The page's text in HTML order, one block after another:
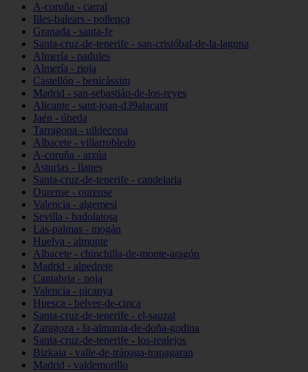
A-coruña - carral
Illes-balears - pollença
Granada - santa-fe
Santa-cruz-de-tenerife - san-cristóbal-de-la-laguna
Almería - padules
Almería - rioja
Castellón - benicàssim
Madrid - san-sebastián-de-los-reyes
Alicante - sant-joan-d39alacant
Jaén - úbeda
Tarragona - ulldecona
Albacete - villarrobledo
A-coruña - arzúa
Asturias - llanes
Santa-cruz-de-tenerife - candelaria
Ourense - ourense
Valencia - algemesí
Sevilla - badolatosa
Las-palmas - mogán
Huelva - almonte
Albacete - chinchilla-de-monte-aragón
Madrid - alpedrete
Cantabria - noja
Valencia - picanya
Huesca - belver-de-cinca
Santa-cruz-de-tenerife - el-sauzal
Zaragoza - la-almunia-de-doña-godina
Santa-cruz-de-tenerife - los-realejos
Bizkaia - valle-de-trápaga-trapagaran
Madrid - valdemorillo